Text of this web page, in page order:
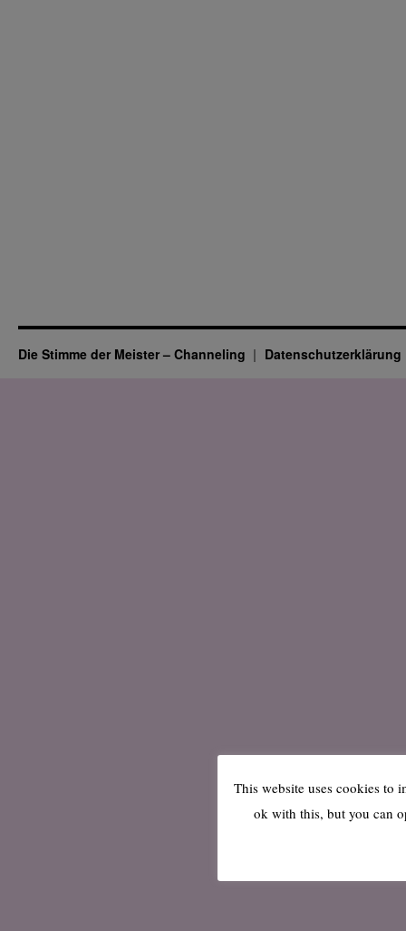
Die Stimme der Meister – Channeling Datenschutz­erklärung
This website uses cookies to
ok with this, but you can